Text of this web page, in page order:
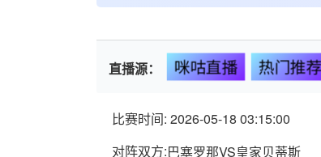
直播源： 咪咕直播 热门推荐
比赛时间: 2026-05-18 03:15:00
对阵双方:巴塞罗那VS皇家贝蒂斯